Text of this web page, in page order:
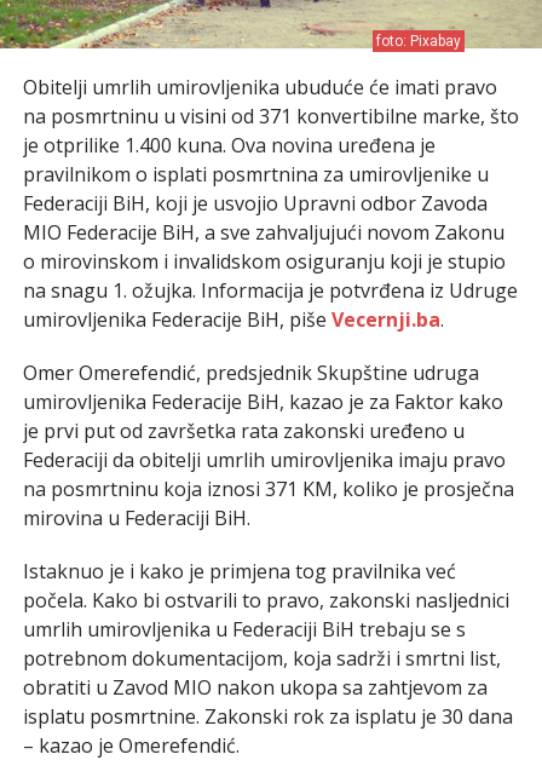
foto: Pixabay
Obitelji umrlih umirovljenika ubuduće će imati pravo
na posmrtninu u visini od 371 konvertibilne marke, što
je otprilike 1.400 kuna. Ova novina uređena je
pravilnikom o isplati posmrtnina za umirovljenike u
Federaciji BiH, koji je usvojio Upravni odbor Zavoda
MIO Federacije BiH, a sve zahvaljujući novom Zakonu
o mirovinskom i invalidskom osiguranju koji je stupio
na snagu 1. ožujka. Informacija je potvrđena iz Udruge
umirovljenika Federacije BiH, piše Vecernji.ba.
Omer Omerefendić, predsjednik Skupštine udruga
umirovljenika Federacije BiH, kazao je za Faktor kako
je prvi put od završetka rata zakonski uređeno u
Federaciji da obitelji umrlih umirovljenika imaju pravo
na posmrtninu koja iznosi 371 KM, koliko je prosječna
mirovina u Federaciji BiH.
Istaknuo je i kako je primjena tog pravilnika već
počela. Kako bi ostvarili to pravo, zakonski nasljednici
umrlih umirovljenika u Federaciji BiH trebaju se s
potrebnom dokumentacijom, koja sadrži i smrtni list,
obratiti u Zavod MIO nakon ukopa sa zahtjevom za
isplatu posmrtnine. Zakonski rok za isplatu je 30 dana
– kazao je Omerefendić.